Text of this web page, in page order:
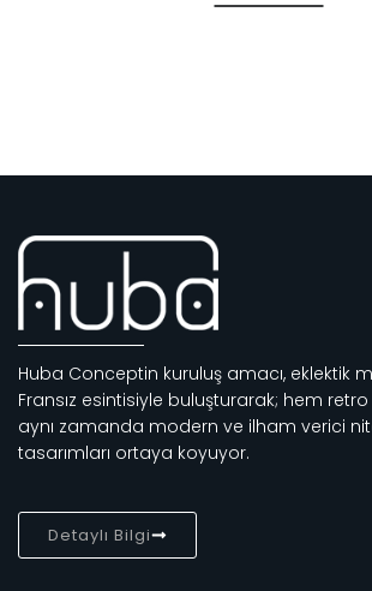
Huba Conceptin kuruluş amacı, eklektik
Fransız esintisiyle buluşturarak; hem
aynı zamanda modern ve ilham verici
tasarımları ortaya koyuyor.
Detaylı Bilgi